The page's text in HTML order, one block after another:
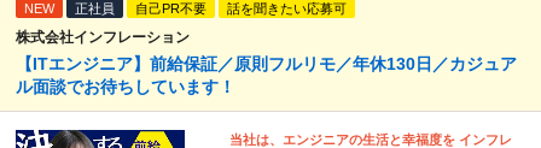
NEW 正社員 自己PR不要 話を聞きたい応募可
株式会社インフレーション
【ITエンジニア】前給保証／原則フルリモ／年休130日／カジュア
ル面談でお待ちしています！
当社は、エンジニアの生活と幸福度を インフレ